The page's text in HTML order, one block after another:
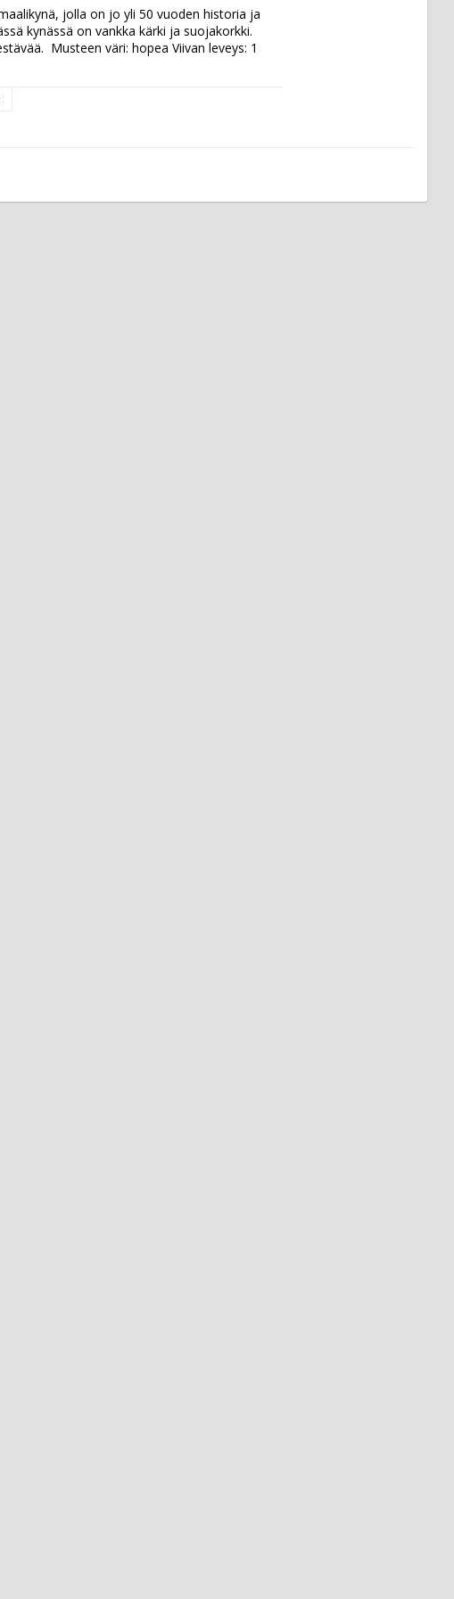
jolla on jo yli 50 vuoden historia ja
kynässä on vankka kärki ja suojakorkki.
Musteen väri: hopea Viivan leveys: 1